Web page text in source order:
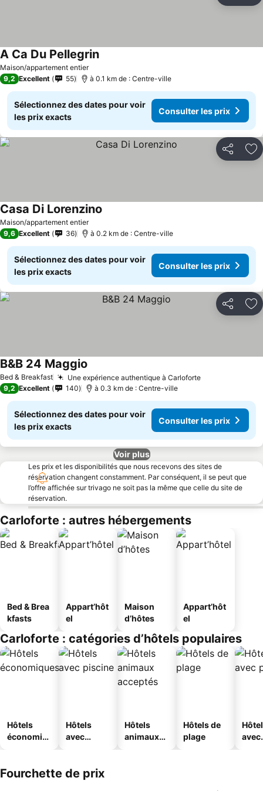
Maison/appartement entier
A Ca Du Pellegrin
9,2 Excellent 55 à 0.1 km de : Centre-ville
Sélectionnez des dates pour voir
les prix exacts
Consulter les prix
Partager
Maison/appartement entier
Casa Di Lorenzino
9,6 Excellent 36 à 0.2 km de : Centre-ville
Sélectionnez des dates pour voir
les prix exacts
Consulter les prix
Partager
Bed & Breakfast Une expérience authentique à Carloforte
B&B 24 Maggio
9,2 Excellent 140 à 0.3 km de : Centre-ville
Sélectionnez des dates pour voir
les prix exacts
Consulter les prix
Voir plus
Les prix et les disponibilités que nous recevons des sites de
réservation changent constamment. Par conséquent, il se peut que
l’offre affichée sur trivago ne soit pas la même que celle du site de
réservation.
Carloforte : autres hébergements
Bed & Brea
kfasts
Appart’hôt
el
Maison
d’hôtes
Appart’hôt
el
Carloforte : catégories d’hôtels populaires
Hôtels
économiq
Hôtels
avec
Hôtels
animaux
Hôtels de
plage
avec
Fourchette de prix